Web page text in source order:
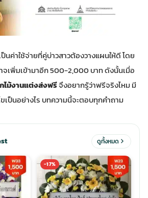
งตลาด
ด
คาถูก
ด
นค่าใช้จ่ายที่คู่บ่าวสาวต้องวางแผนให้ดี โดย
จเพิ่มเข้ามาอีก 500-2,000 บาท ดังนั้นเมื่อ
ไม้งานแต่งส่งฟรีจึงอยากรู้ว่าฟรีจริงไหม มี
ขเป็นอย่างไร บทความนี้จะตอบทุกคำถาม
ดูทั้งหมด
-17%